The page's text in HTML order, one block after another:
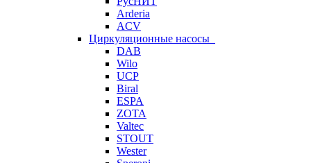
Arderia
ACV
Циркуляционные насосы
DAB
Wilo
UCP
Biral
ESPA
ZOTA
Valtec
STOUT
Wester